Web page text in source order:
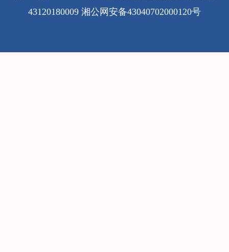
43120180009 湘公网安备43040702000120号